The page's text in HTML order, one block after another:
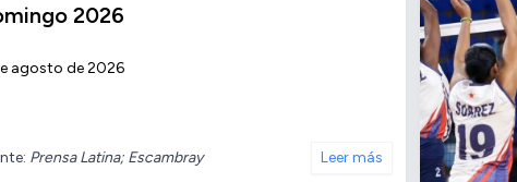
2026
agosto de 2026
Prensa Latina; Escambray Leer más